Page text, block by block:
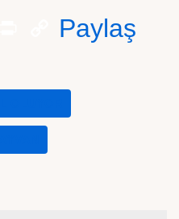
Paylaş